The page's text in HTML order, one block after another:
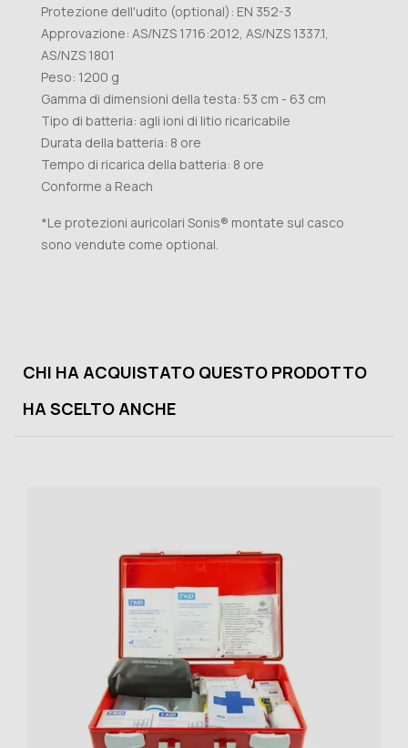
Protezione dell'udito (optional): EN 352-3
Approvazione: AS/NZS 1716:2012, AS/NZS 1337.1,
AS/NZS 1801
Peso: 1200 g
Gamma di dimensioni della testa: 53 cm - 63 cm
Tipo di batteria: agli ioni di litio ricaricabile
Durata della batteria: 8 ore
Tempo di ricarica della batteria: 8 ore
Conforme a Reach
*Le protezioni auricolari Sonis® montate sul casco
sono vendute come optional.
CHI HA ACQUISTATO QUESTO PRODOTTO
HA SCELTO ANCHE